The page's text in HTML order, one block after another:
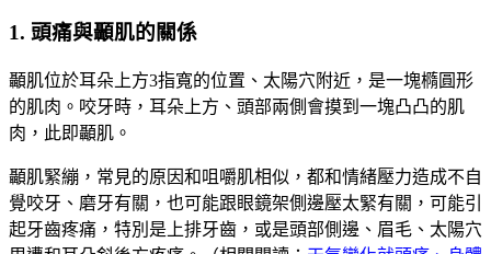
1. 頭痛與顳肌的關係
顳肌位於耳朵上方3指寬的位置、太陽穴附近，是一塊橢圓形
的肌肉。咬牙時，耳朵上方、頭部兩側會摸到一塊凸凸的肌
肉，此即顳肌。
顳肌緊繃，常見的原因和咀嚼肌相似，都和情緒壓力造成不自
覺咬牙、磨牙有關，也可能跟眼鏡架側邊壓太緊有關，可能引
起牙齒疼痛，特別是上排牙齒，或是頭部側邊、眉毛、太陽穴